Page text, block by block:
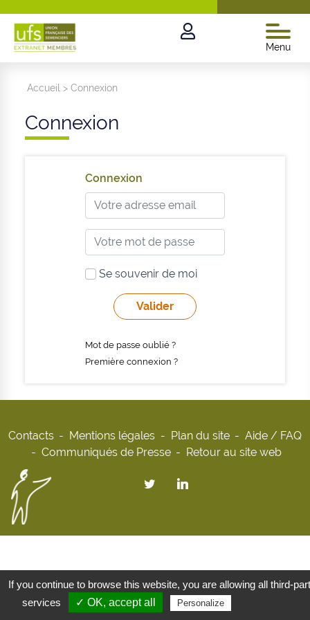
Menu
Accueil >Connexion
Connexion
Connexion
Se souvenir de moi
Mot de passe oublié ?
Première connexion ?
Contacts Mentions légales Plan du site
Aide / FAQ
Communiqués de Presse
Retour au site web
If you continue to browse this website, you are allowing all third-
services
✓ OK, accept all Personalize